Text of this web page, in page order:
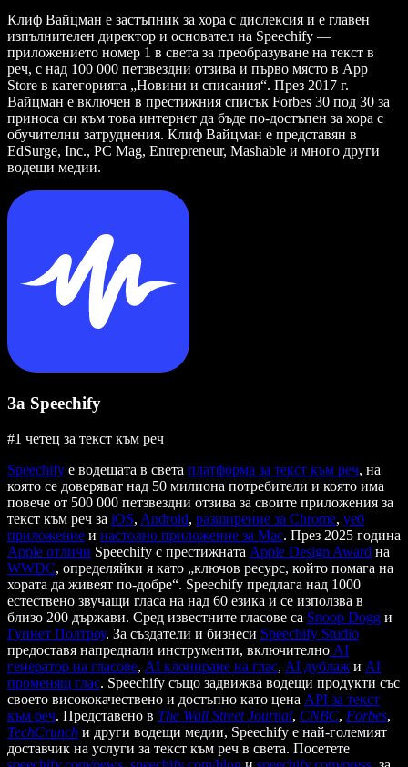
Клиф Вайцман е застъпник за хора с дислексия и е главен
изпълнителен директор и основател на Speechify —
приложението номер 1 в света за преобразуване на текст в
реч, с над 100 000 петзвездни отзива и първо място в App
Store в категорията „Новини и списания“. През 2017 г.
Вайцман е включен в престижния списък Forbes 30 под 30 за
приноса си към това интернет да бъде по-достъпен за хора с
обучителни затруднения. Клиф Вайцман е представян в
EdSurge, Inc., PC Mag, Entrepreneur, Mashable и много други
водещи медии.
За Speechify
#1 четец за текст към реч
Speechify е водещата в света платформа за текст към реч, на
която се доверяват над 50 милиона потребители и която има
повече от 500 000 петзвездни отзива за своите приложения за
текст към реч за iOS, Android, разширение за Chrome, уеб
приложение и настолно приложение за Mac. През 2025 година
Apple отличи Speechify с престижната Apple Design Award на
WWDC, определяйки я като „ключов ресурс, който помага на
хората да живеят по-добре“. Speechify предлага над 1000
естествено звучащи гласа на над 60 езика и се използва в
близо 200 държави. Сред известните гласове са Snoop Dogg и
Гуинет Полтроу. За създатели и бизнеси Speechify Studio
предоставя напреднали инструменти, включително AI
генератор на гласове, AI клониране на глас, AI дублаж и AI
променящ глас. Speechify също задвижва водещи продукти със
своето висококачествено и достъпно като цена API за текст
към реч. Представено в The Wall Street Journal, CNBC, Forbes,
TechCrunch и други водещи медии, Speechify е най-големият
доставчик на услуги за текст към реч в света. Посетете